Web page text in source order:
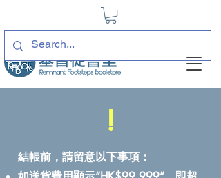
!
結帳前，請留意以下事項：